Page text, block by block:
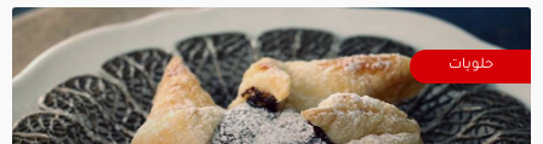
حلويات